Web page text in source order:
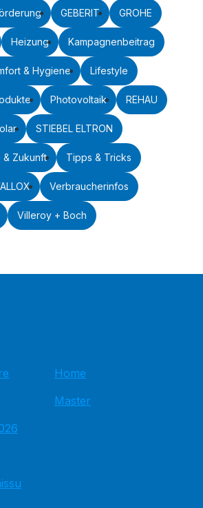
GEBERIT GROHE
Heizung Kampagnenbeitrag
& Hygiene Lifestyle
Photovoltaik REHAU
STIEBEL ELTRON
Zukunft Tipps & Tricks
Verbraucherinfos
Villeroy + Boch
Home
Master